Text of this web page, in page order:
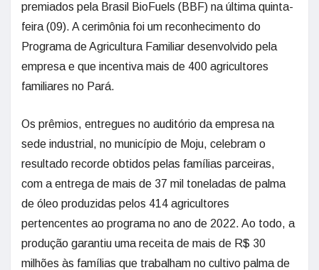
premiados pela Brasil BioFuels (BBF) na última quinta-
feira (09). A cerimônia foi um reconhecimento do
Programa de Agricultura Familiar desenvolvido pela
empresa e que incentiva mais de 400 agricultores
familiares no Pará.
Os prêmios, entregues no auditório da empresa na
sede industrial, no município de Moju, celebram o
resultado recorde obtidos pelas famílias parceiras,
com a entrega de mais de 37 mil toneladas de palma
de óleo produzidas pelos 414 agricultores
pertencentes ao programa no ano de 2022. Ao todo, a
produção garantiu uma receita de mais de R$ 30
milhões às famílias que trabalham no cultivo palma de